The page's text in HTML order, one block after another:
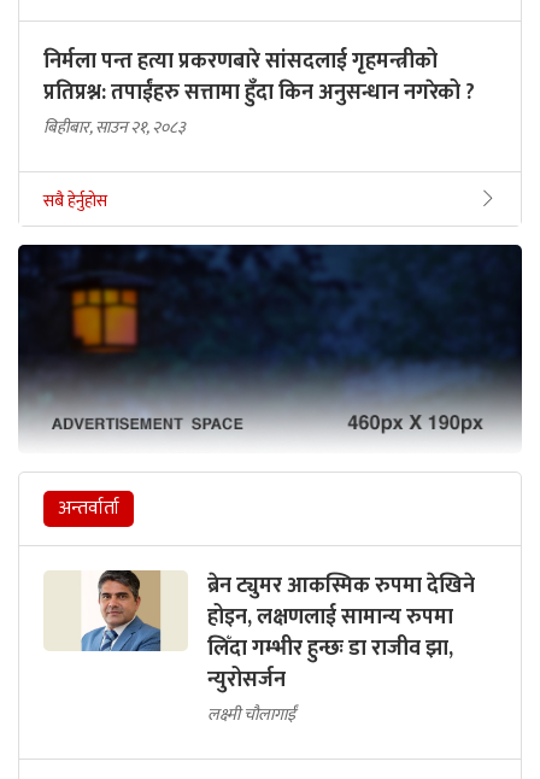
निर्मला पन्त हत्या प्रकरणबारे सांसदलाई गृहमन्त्रीको
प्रतिप्रश्न: तपाईंहरु सत्तामा हुँदा किन अनुसन्धान नगरेको ?
बिहीबार, साउन २१, २०८३
सबै हेर्नुहोस
अन्तर्वार्ता
ब्रेन ट्युमर आकस्मिक रुपमा देखिने
होइन, लक्षणलाई सामान्य रुपमा
लिँदा गम्भीर हुन्छः डा राजीव झा,
न्युरोसर्जन
लक्ष्मी चौलागाईं